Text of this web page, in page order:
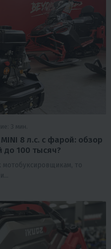
3 мин.
8 л.с. с фарой: обзор
до 100 тысяч?
то